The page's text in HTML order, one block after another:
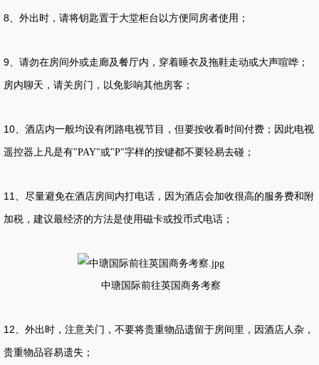
8 、外出时，请将钥匙置于大堂柜台以方便同房者使用；
9 、请勿在房间外或走廊及餐厅内，穿着睡衣及拖鞋走动或大声喧哗；
房内聊天，请关房门，以免影响其他房客；
10 、酒店内一般均设有闭路电视节目，但要按收看时间付费；因此电视
遥控器上凡是有"PAY"或"P"字样的按键都不要轻易去碰；
11
、尽量避免在酒店房间内打电话，因为酒店会加收很高的服务费和附
加税，建议最经济的方法是使用磁卡或投币式电话；
中瑭国际前往英国商务考察
12 、外出时，注意关门，不要将贵重物品遗留于房间里，因酒店人杂，
贵重物品容易遗失；